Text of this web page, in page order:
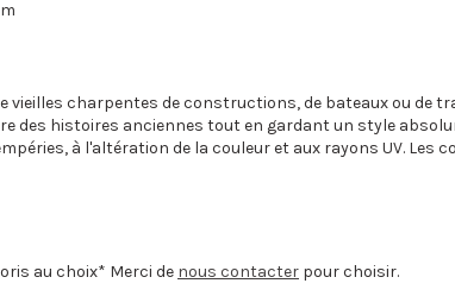
vieilles charpentes de constructions, de bateaux ou de
des histoires anciennes tout en gardant un style
à l'altération de la couleur et aux rayons UV. Les
au choix* Merci de nous contacter pour choisir.